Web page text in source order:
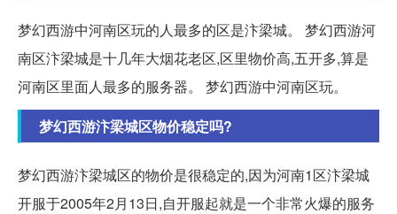
梦幻西游中河南区玩的人最多的区是汴梁城。 梦幻西游河
南区汴梁城是十几年大烟花老区,区里物价高,五开多,算是
河南区里面人最多的服务器。 梦幻西游中河南区玩。
梦幻西游汴梁城区物价稳定吗?
梦幻西游汴梁城区的物价是很稳定的,因为河南1区汴梁城
开服于2005年2月13日,自开服起就是一个非常火爆的服务